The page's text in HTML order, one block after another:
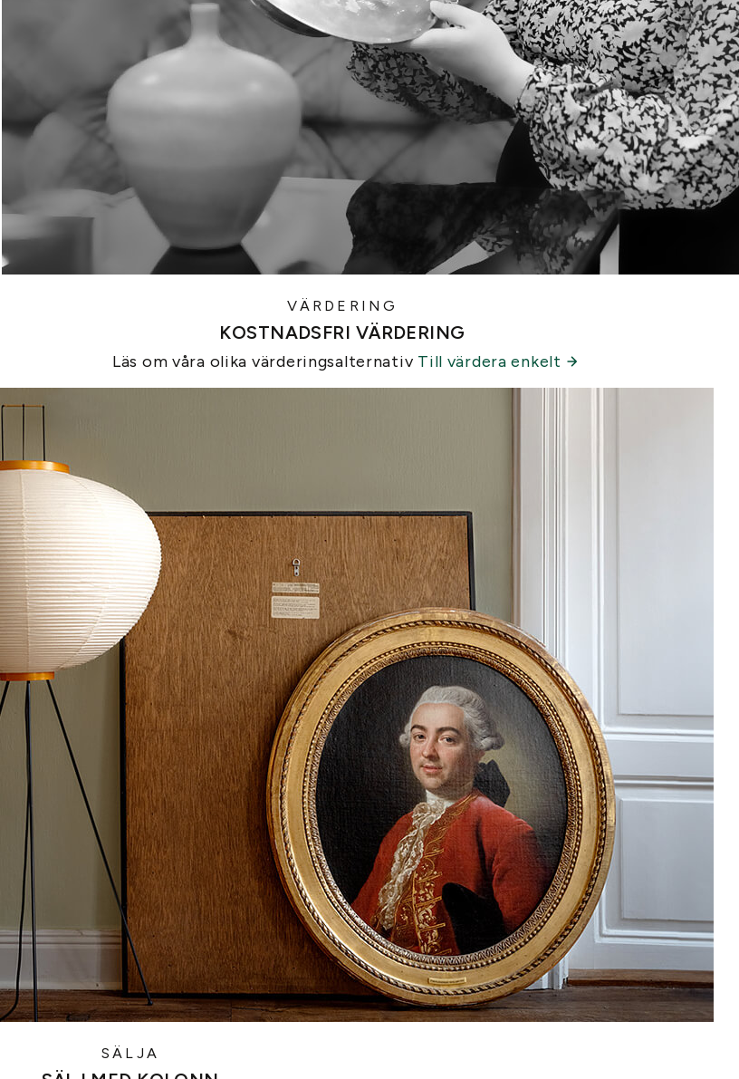
VÄRDERING
KOSTNADSFRI VÄRDERING
Läs om våra olika värderingsalternativ Till värdera enkelt
SÄLJA